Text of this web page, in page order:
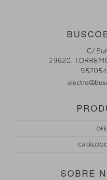
C/
29620.
SOBRE